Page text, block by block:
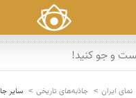
نمای ایران جاذبه‌های تاریخی سایر